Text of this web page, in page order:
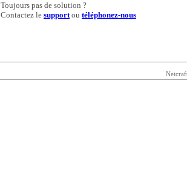
Toujours pas de solution ?
Contactez le supportou téléphonez-nous